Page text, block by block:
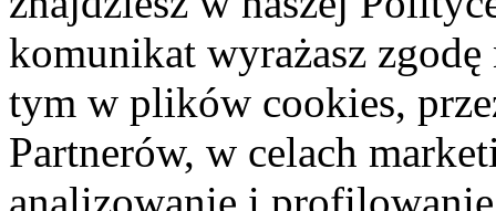
komunikat wyrażasz
tym w plików cookies,
Partnerów, w celach